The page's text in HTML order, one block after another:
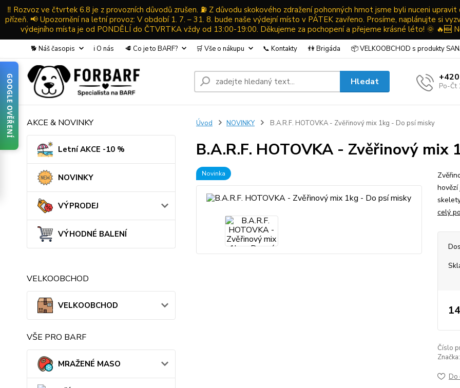
‼️ Rozvoz ve čtvrtek 6.8 je z provozních důvodů zrušen. ⛽ Z důvodu skokového zdražení pohonných hmot jsme byli nuceni
přízeň. 📢 Upozornění na letní provoz: V období 1. 7. – 31. 8. bude naše výdejní místo v PÁTEK zavřeno. Prosíme, naplánujte si
výdejního místa je od PONDĚLÍ do ČTVRTKA vždy od 13:00-19:00. Děkujeme za pochopení a přejeme krásné léto! 🌞 🔥🆕
🐕 Náš časopis ℹ️ O nás 🥩 Co je to BARF? 🛒 Vše o nákupu 📞 Kontakty 👫 Brigáda 📦 VELKOOBCHOD s produkty
Hledat Po-Čt
AKCE & NOVINKY
Letní AKCE -10 %
NOVINKY
VÝPRODEJ
VÝHODNÉ BALENÍ
VELKOOBCHOD
VELKOOBCHOD
VŠE PRO BARF
MRAŽENÉ MASO
Úvod NOVINKY B.A.R.F. HOTOVKA - Zvěřinový mix 1kg - Do psí misky
B.A.R.F. HOTOVKA - Zvěřinový mix
Novinka
celý
Číslo
Značka:
Do
GOOGLE OVĚŘENÍ